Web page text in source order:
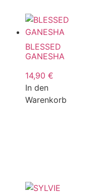
BLESSED
GANESHA
14,90 €
In den
Warenkorb